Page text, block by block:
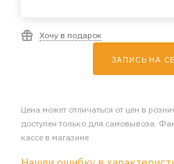
Хочу в подарок
ЗАПИСЬ НА
Цена может отличаться от цен в
доступен только для самовывоза.
кассе в магазине